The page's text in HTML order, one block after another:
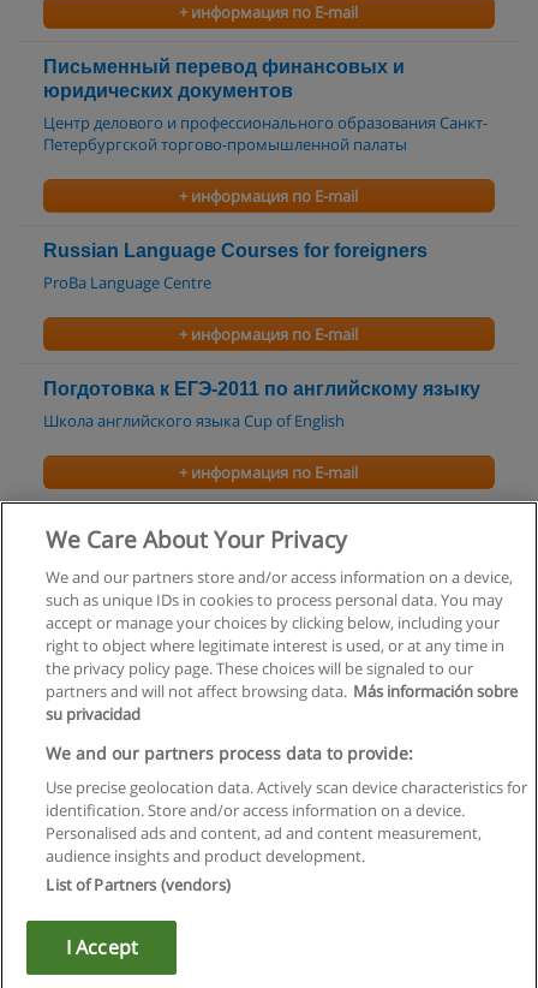
+ информация по E-mail
Письменный перевод финансовых и
юридических документов
Центр делового и профессионального образования Санкт-
Петербургской торгово-промышленной палаты
+ информация по E-mail
Russian Language Courses for foreigners
ProBa Language Centre
+ информация по E-mail
Погдотовка к ЕГЭ-2011 по английскому языку
Школа английского языка Cup of English
+ информация по E-mail
Интенсивные курсы английского языка
+ информация по E-mail
Правила пользования
Конфиденциальность информации
Напишите Educaedu
Copyright © Educaedu Business S.L. - CIF : B-95610580: -
We Care About Your Privacy
We and our partners store and/or access information on a device,
such as unique IDs in cookies to process personal data. You may
accept or manage your choices by clicking below, including your
right to object where legitimate interest is used, or at any time in
the privacy policy page. These choices will be signaled to our
partners and will not affect browsing data. Más información sobre
su privacidad
We and our partners process data to provide:
Use precise geolocation data. Actively scan device characteristics for
identification. Store and/or access information on a device.
Personalised ads and content, ad and content measurement,
audience insights and product development.
List of Partners (vendors)
I Accept